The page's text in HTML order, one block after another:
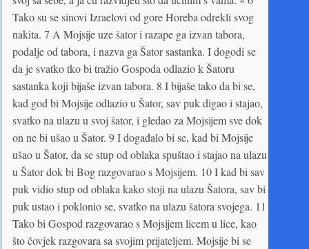
Tako su se sinovi Izraelovi od gore Horeba odrekli svog
nakita. 7 A Mojsije uze šator i razape ga izvan tabora,
podalje od tabora, i nazva ga Šator sastanka. I dogodi se
da je svatko tko bi tražio Gospoda odlazio k Šatoru
sastanka koji bijaše izvan tabora. 8 I bijaše tako da bi se,
kad god bi Mojsije odlazio u Šator, sav puk digao i stajao,
svatko na ulazu u svoj šator, i gledao za Mojsijem sve dok
on ne bi ušao u Šator. 9 I događalo bi se, kad bi Mojsije
ušao u Šator, da se stup od oblaka spuštao i stajao na ulazu
u Šator dok bi Bog razgovarao s Mojsijem. 10 I kad bi sav
puk vidio stup od oblaka kako stoji na ulazu Šatora, sav bi
puk ustao i poklonio se, svatko na ulazu šatora svojega. 11
Tako bi Gospod razgovarao s Mojsijem licem u lice, kao
što čovjek razgovara sa svojim prijateljem. Mojsije bi se